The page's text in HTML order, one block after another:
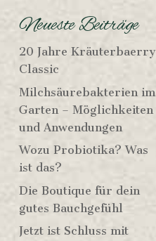
Neueste Beiträge
20 Jahre Kräuterbaerry
Classic
Milchsäurebakterien im
Garten – Möglichkeiten
und Anwendungen
Wozu Probiotika? Was
ist das?
Die Boutique für dein
gutes Bauchgefühl
Jetzt ist Schluss mit